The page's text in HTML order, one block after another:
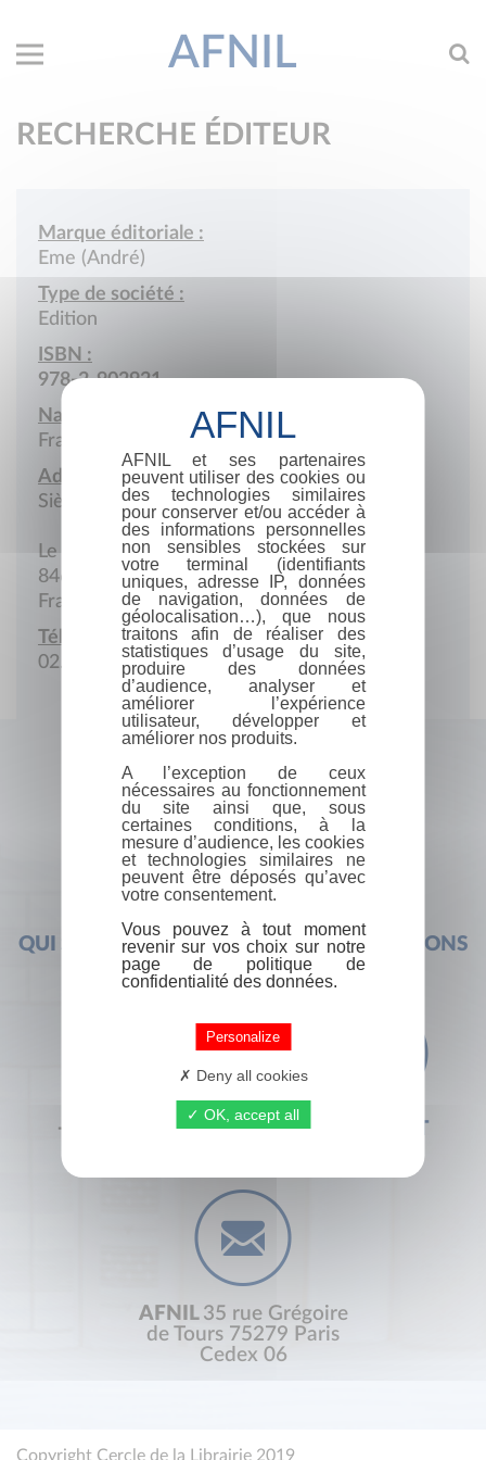
AFNIL
RECHERCHE ÉDITEUR
Marque éditoriale :
Eme (André)
Type de société :
Edition
ISBN :
978-2-902921
Nationalité :
France
Adresse :
Siège social
Le Devens
84660 Maubec
France
Téléphone :
02.39.68.34.55
QUI SOMMES-NOUS ?FOIRE AUX QUESTIONS
+33 (0) 1 44 41 29 19 CONTACT
AFNIL 35 rue Grégoire
de Tours 75279 Paris
Cedex 06
Copyright Cercle de la Librairie 2019
AFNIL et ses partenaires
peuvent utiliser des cookies ou
des technologies similaires
pour conserver et/ou accéder à
des informations personnelles
non sensibles stockées sur
votre terminal (identifiants
uniques, adresse IP, données
de navigation, données de
géolocalisation…), que nous
traitons afin de réaliser des
statistiques d’usage du site,
produire des données
d’audience, analyser et
améliorer l’expérience
utilisateur, développer et
améliorer nos produits.
A l’exception de ceux
nécessaires au fonctionnement
du site ainsi que, sous
certaines conditions, à la
mesure d’audience, les cookies
et technologies similaires ne
peuvent être déposés qu’avec
votre consentement.
Vous pouvez à tout moment
revenir sur vos choix sur notre
page de politique de
confidentialité des données.
Personalize
Deny all cookies
OK, accept all